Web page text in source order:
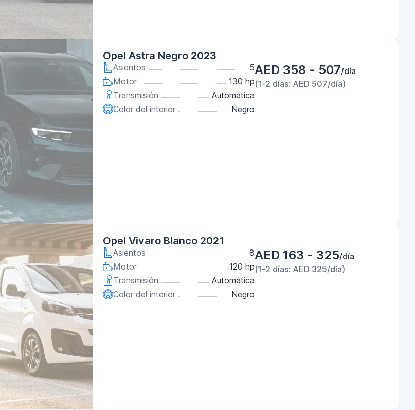
Opel Astra Negro 2023
Asientos
5
Motor
130 hp
Transmisión
Automática
Color del interior
Negro
AED 358 - 507/día
(1-2 días: AED 507/día)
Opel Vivaro Blanco 2021
Asientos
8
Motor
120 hp
Transmisión
Automática
Color del interior
Negro
AED 163 - 325/día
(1-2 días: AED 325/día)